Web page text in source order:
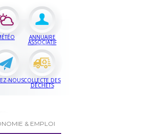
ANNUAIRE
ASSOCIATIF
NOUSCOLLECTE DES
DÉCHETS
& EMPLOI